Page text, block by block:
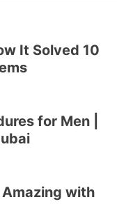
It Solved 10
for Men |
with